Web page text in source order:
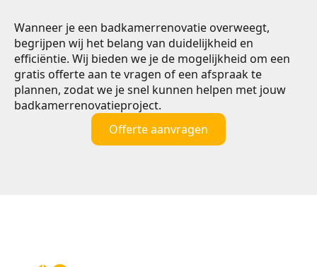
Wanneer je een badkamerrenovatie overweegt,
begrijpen wij het belang van duidelijkheid en
efficiëntie. Wij bieden we je de mogelijkheid om een
gratis offerte aan te vragen of een afspraak te
plannen, zodat we je snel kunnen helpen met jouw
badkamerrenovatieproject.
Offerte aanvragen